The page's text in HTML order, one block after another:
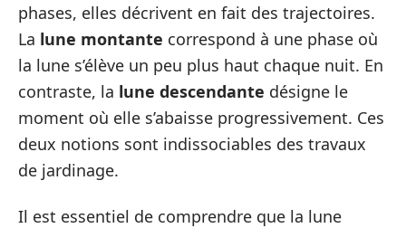
phases, elles décrivent en fait des trajectoires.
La lune montante correspond à une phase où
la lune s’élève un peu plus haut chaque nuit. En
contraste, la lune descendante désigne le
moment où elle s’abaisse progressivement. Ces
deux notions sont indissociables des travaux
de jardinage.
Il est essentiel de comprendre que la lune